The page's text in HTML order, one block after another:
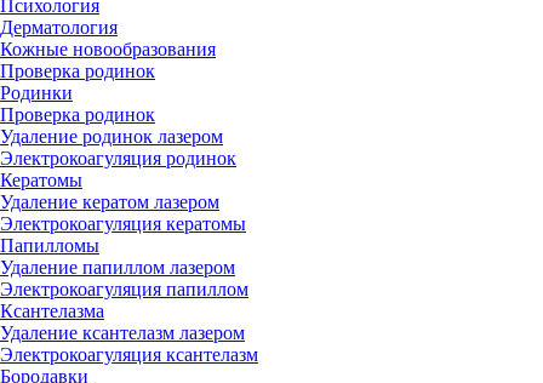
Психология
Дерматология
Кожные новообразования
Проверка родинок
Родинки
Проверка родинок
Удаление родинок лазером
Электрокоагуляция родинок
Кератомы
Удаление кератом лазером
Электрокоагуляция кератомы
Папилломы
Удаление папиллом лазером
Электрокоагуляция папиллом
Ксантелазма
Удаление ксантелазм лазером
Электрокоагуляция ксантелазм
Бородавки